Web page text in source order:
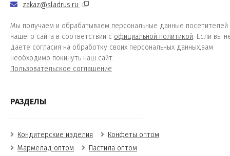
zakaz@sladrus.ru
Мы получаем и обрабатываем персональные данные посетителей
нашего сайта в соответствии с официальной политикой. Если вы
даете согласия на обработку своих персональных данных,вам
необходимо покинуть наш сайт.
Пользовательское соглашение
РАЗДЕЛЫ
Кондитерские изделия
Конфеты оптом
Мармелад оптом
Пастила оптом